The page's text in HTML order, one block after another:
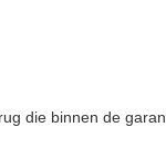
die binnen de